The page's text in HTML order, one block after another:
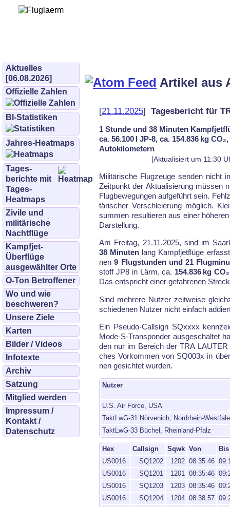
Aktuelles
[06.08.2026]
Offizielle Zahlen
BI-Statistiken
Jahres-Heatmaps
Tages­
berichte mit
Tages-
Heatmaps
Zivile und
militärische
Nachtflüge
Kampfjet-
Überflüge
ausgewählter Orte
O-Ton Betroffener
Wo und wie
beschweren?
Unsere Ziele
Karten
Bilder / Videos
Infotexte
Archiv
Satzung
Mitglied werden
Impressum /
Kontakt /
Datenschutz
Artikel aus
[21.11.2025] Tagesbericht für
1 Stunde und 38 Minuten
ca. 56.100 l JP-8, ca. 154.836 kg
Autokilometern
[Aktualisiert um 11:30
Mi­li­tä­ri­sche Flug­zeu­ge sen­den nicht
Zeit­punkt der Ak­tu­ali­sie­rung müs­sen
Flug­be­we­gun­gen auf­ge­führt sein.
tä­ri­scher Ver­schlei­erung mög­lich.
sum­men re­sul­tie­ren aus ei­ner
Dar­stel­lung.
Am Freitag, 21.11.2025, sind im
38 Minuten lang Kampf­jet­flü­ge
nen9 Flugstunden und 21
stoff JP8 in Lärm, ca. 154.836 kg CO₂
Das ent­spricht ei­ner ge­fah­re­nen
Sind meh­re­re Nut­zer zeit­wei­se
schiede­nen Nut­zer nicht ein­fach
Ein Pseu­do-Call­sign SQxxxx
Mode-S-Trans­pon­der aus­ge­schal­tet
den nur im Be­reich der TRA
ches Vor­kom­men von SQ003x in
nen ge­sich­tet wur­den.
Nutzer
U.S. Air Force, USA
TaktLwG-31 Nörvenich, Nordrhein-
TaktLwG-33 Büchel, Rheinland-Pfalz
Hex Callsign Sqwk Von
Bis
US0016
SQ1202 1202 08:35:46
US0016
SQ1201 1201 08:35:46
US0016
SQ1203 1203 08:35:46
US0016
SQ1204 1204 08:38:57